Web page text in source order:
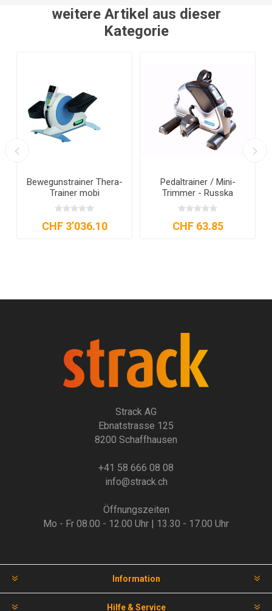
weitere Artikel aus dieser
Kategorie
Bewegunstrainer Thera-
Trainer mobi
CHF 3’036.10
Pedaltrainer / Mini-
Trimmer - Russka
CHF 63.85
Strack AG
Ebnatstrasse 125
8200 Schaffhausen
+41 58 666 08 08
info@strack.ch
Öffnungszeiten
Mo - Fr 08.00 - 12.00 Uhr | 13.30 - 17.00 Uhr
Information
Hilfe & Service